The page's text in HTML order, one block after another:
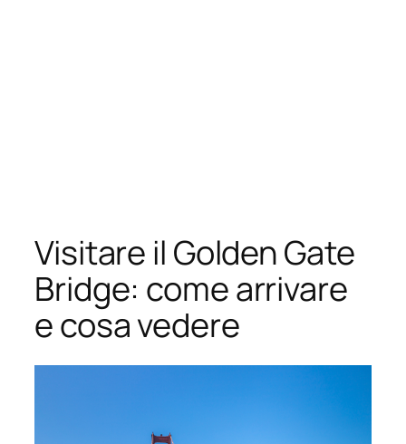
Visitare il Golden Gate
Bridge: come arrivare
e cosa vedere